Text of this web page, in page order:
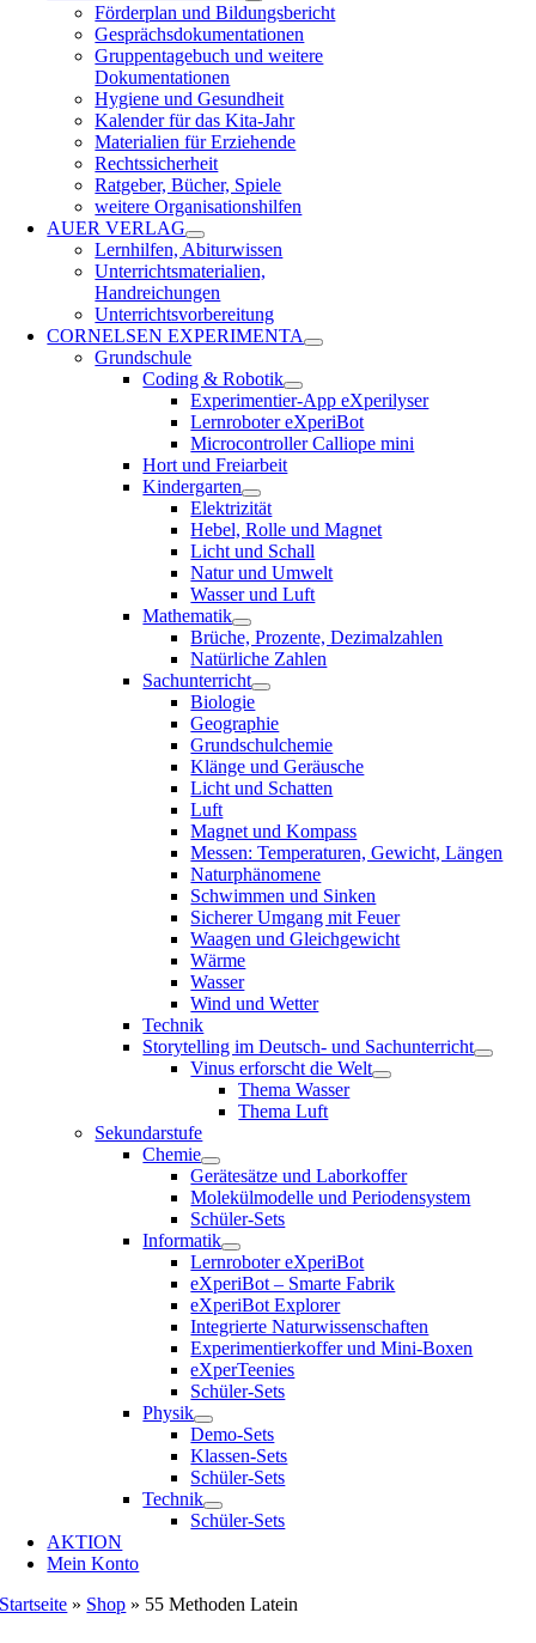
Förderplan und Bildungsbericht
Gesprächsdokumentationen
Gruppentagebuch und weitere
Dokumentationen
Hygiene und Gesundheit
Kalender für das Kita-Jahr
Materialien für Erziehende
Rechtssicherheit
Ratgeber, Bücher, Spiele
weitere Organisationshilfen
AUER VERLAG
Lernhilfen, Abiturwissen
Unterrichtsmaterialien,
Handreichungen
Unterrichtsvorbereitung
CORNELSEN EXPERIMENTA
Grundschule
Coding & Robotik
Experimentier-App eXperilyser
Lernroboter eXperiBot
Microcontroller Calliope mini
Hort und Freiarbeit
Kindergarten
Elektrizität
Hebel, Rolle und Magnet
Licht und Schall
Natur und Umwelt
Wasser und Luft
Mathematik
Brüche, Prozente, Dezimalzahlen
Natürliche Zahlen
Sachunterricht
Biologie
Geographie
Grundschulchemie
Klänge und Geräusche
Licht und Schatten
Luft
Magnet und Kompass
Messen: Temperaturen, Gewicht, Längen
Naturphänomene
Schwimmen und Sinken
Sicherer Umgang mit Feuer
Waagen und Gleichgewicht
Wärme
Wasser
Wind und Wetter
Technik
Storytelling im Deutsch- und Sachunterricht
Vinus erforscht die Welt
Thema Wasser
Thema Luft
Sekundarstufe
Chemie
Gerätesätze und Laborkoffer
Molekülmodelle und Periodensystem
Schüler-Sets
Informatik
Lernroboter eXperiBot
eXperiBot – Smarte Fabrik
eXperiBot Explorer
Integrierte Naturwissenschaften
Experimentierkoffer und Mini-Boxen
eXperTeenies
Schüler-Sets
Physik
Demo-Sets
Klassen-Sets
Schüler-Sets
Technik
Schüler-Sets
AKTION
Mein Konto
Startseite » Shop » 55 Methoden Latein